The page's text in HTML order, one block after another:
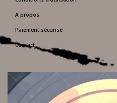
A propos
Paiement sécurisé
Contact